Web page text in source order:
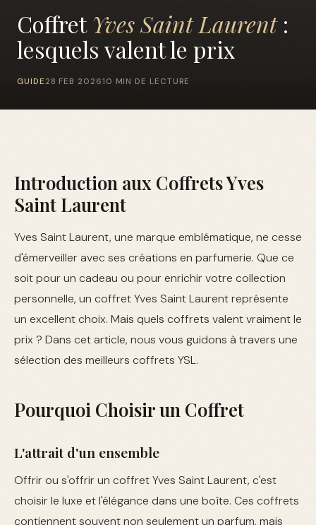
Coffret Yves Saint Laurent:
lesquels valent le prix
GUIDE 28 FEB 202610 MIN DE LECTURE
Introduction aux Coffrets Yves
Saint Laurent
Yves Saint Laurent, une marque emblématique, ne cesse
d'émerveiller avec ses créations en parfumerie. Que ce
soit pour un cadeau ou pour enrichir votre collection
personnelle, un coffret Yves Saint Laurent représente
un excellent choix. Mais quels coffrets valent vraiment le
prix ? Dans cet article, nous vous guidons à travers une
sélection des meilleurs coffrets YSL.
Pourquoi Choisir un Coffret
L'attrait d'un ensemble
Offrir ou s'offrir un coffret Yves Saint Laurent, c'est
choisir le luxe et l'élégance dans une boîte. Ces coffrets
contiennent souvent non seulement un parfum, mais